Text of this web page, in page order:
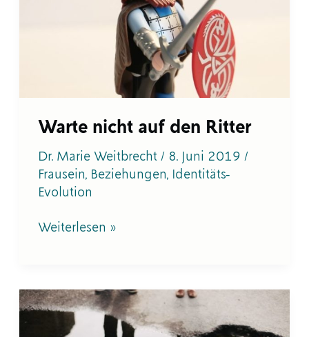
Warte nicht auf den Ritter
Dr. Marie Weitbrecht / 8. Juni 2019 /
Frausein, Beziehungen,
Identitäts-
Evolution
Weiterlesen »
Kostet
Deine
Beziehung